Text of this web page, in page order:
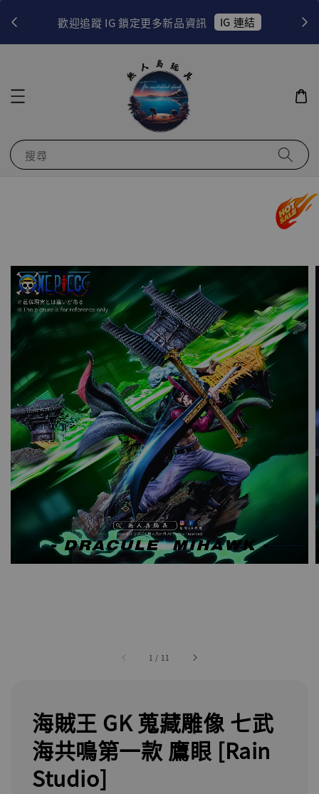
歡迎追蹤 IG 鎖定更多新品資訊 IG 連結
搜尋
1 / 11
海賊王 GK 蒐藏雕像 七武
海共鳴第一款 鷹眼 [Rain
Studio]